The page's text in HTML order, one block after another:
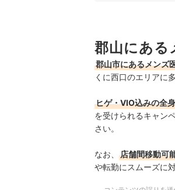
郡山にあるメンズ医
郡山にある人気メン
郡山にある
郡山市にあるメンズ
くに西口のエリアに
ヒゲ・VIO込みの全
を受けられるキャン
さい。
なお、 店舗間移動可
や転勤にスムーズに